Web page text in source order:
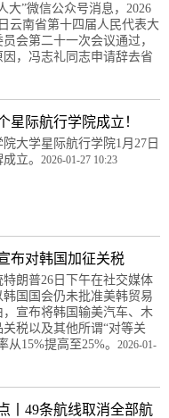
大”微信公众号消息，2026
云南省第十四届人民代表大
会第二十一次会议通过，
因，冯志礼同志申请辞去省
星际航行学院成立！
院大学星际航行学院1月27日
立。 2026-01-27 10:23
布对韩国加征关税
特朗普26日下午在社交媒体
韩国国会仍未批准美韩贸易
，宣布将韩国输美汽车、木
税以及其他所谓“对等关
从15%提高至25%。 2026-01-
丨49条航线取消全部航